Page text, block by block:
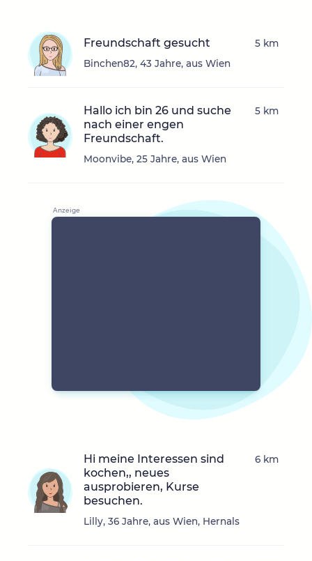
Freundschaft gesucht
Binchen82, 43 Jahre, aus Wien
5 km
Hallo ich bin 26 und suche
nach einer engen
Freundschaft.
Moonvibe, 25 Jahre, aus Wien
5 km
Hi meine Interessen sind
kochen,, neues
ausprobieren, Kurse
besuchen.
Lilly, 36 Jahre, aus Wien, Hernals
6 km